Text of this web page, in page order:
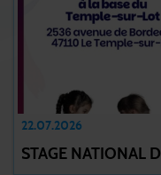
22.07.2026
STAGE NATIONAL